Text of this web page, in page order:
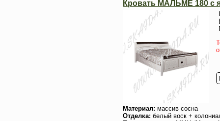
Кровать МАЛЬМЁ 180 с
Материал: массив сосна
Отделка: белый воск +